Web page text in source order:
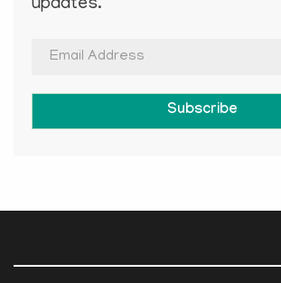
updates.
Subscribe